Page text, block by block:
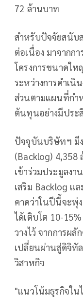
72 ล้านบาท
สำหรับปัจจัยสนับ
ต่อเนื่อง มาจากก
โครงการขนาดใ
ระหว่างการดำเนิ
ส่วนตามแผนที่กำ
ต้นทุนอย่างมีประ
ปัจจุบันบริษัทฯ มี
(Backlog) 4,358
เข้าร่วมประมูลงา
เสริม Backlog แ
คาดว่าในปีนี้จะพุ่
ได้เติบโต 10-
วางไว้ จากการผ
เปลี่ยนผ่านสู่ดิจิทั
วิสาหกิจ
"แนวโน้มธุรกิจใน